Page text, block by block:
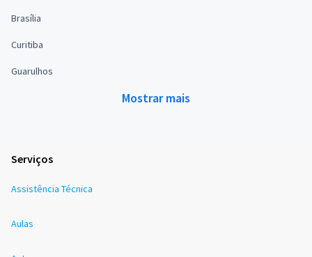
Brasília
Curitiba
Guarulhos
Mostrar mais
Serviços
Assistência Técnica
Aulas